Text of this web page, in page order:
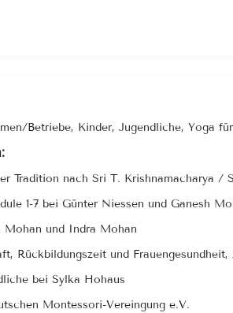
Betriebe, Kinder, Jugendliche, Yoga
Tradition nach Sri T. Krishnamacharya
1-7 bei Günter Niessen und Ganesh
und Indra Mohan
Rückbildungszeit und Frauengesundheit,
bei Sylka Hohaus
Montessori-Vereingung e.V.